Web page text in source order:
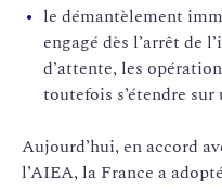
le démantèlement
engagé dès l’arrêt de
d’attente, les
toutefois s’étendre
Aujourd’hui, en accord
l’AIEA, la France a